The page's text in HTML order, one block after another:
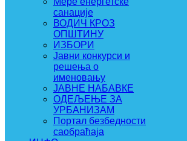
санације
ВОДИЧ КРОЗ
ОПШТИНУ
ИЗБОРИ
Јавни конкурси и
решења о
именовању
ЈАВНЕ НАБАВКЕ
ОДЕЉЕЊЕ ЗА
УРБАНИЗАМ
Портал безбедности
саобраћаја